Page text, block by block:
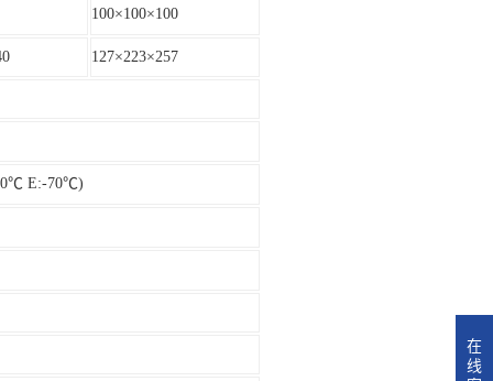
100×100×100
127×223×257
E:-70℃)
在
线